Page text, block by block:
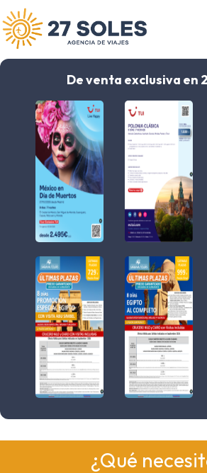
De venta exclusiva en
¿Qué